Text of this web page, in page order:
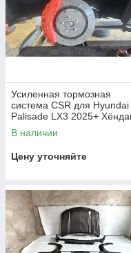
Усиленная тормозная
система CSR для Hyundai
Palisade LX3 2025+
Палисад 8 поршневой
В наличии
Цену уточняйте